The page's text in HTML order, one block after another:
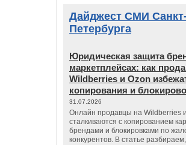
Дайджест СМИ
Петербурга
Юридическая защита
маркетплейсах: как
Wildberries и Ozon
копирования и
31.07.2026
Онлайн продавцы на Wildberries
сталкиваются с копированием
брендами и блокировками по
конкурентов. В статье